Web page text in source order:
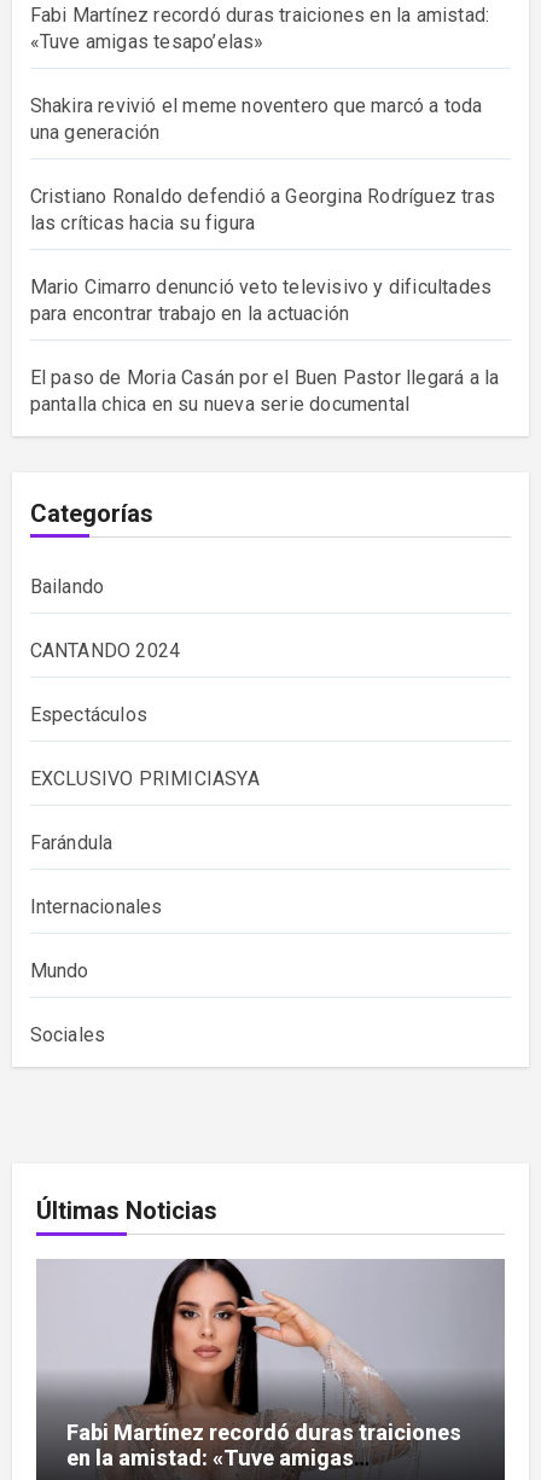
Fabi Martínez recordó duras traiciones en la amistad:
«Tuve amigas tesapo’elas»
Shakira revivió el meme noventero que marcó a toda
una generación
Cristiano Ronaldo defendió a Georgina Rodríguez tras
las críticas hacia su figura
Mario Cimarro denunció veto televisivo y dificultades
para encontrar trabajo en la actuación
El paso de Moria Casán por el Buen Pastor llegará a la
pantalla chica en su nueva serie documental
Categorías
Bailando
CANTANDO 2024
Espectáculos
EXCLUSIVO PRIMICIASYA
Farándula
Internacionales
Mundo
Sociales
Últimas Noticias
Fabi Martínez recordó duras traiciones
en la amistad: «Tuve amigas